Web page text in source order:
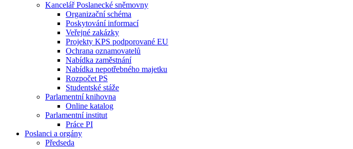
Kancelář Poslanecké sněmovny
Organizační schéma
Poskytování informací
Veřejné zakázky
Projekty KPS podporované EU
Ochrana oznamovatelů
Nabídka zaměstnání
Nabídka nepotřebného majetku
Rozpočet PS
Studentské stáže
Parlamentní knihovna
Online katalog
Parlamentní institut
Práce PI
Poslanci a orgány
Předseda